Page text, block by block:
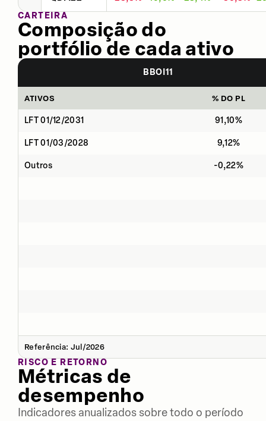
CARTEIRA
Composição do
portfólio de cada ativo
BBOI11
ATIVOS % DO PL
LFT 01/12/2031 91,10%
LFT 01/03/2028 9,12%
Outros -0,22%
Referência: Jul/2026
RISCO E RETORNO
Métricas de
desempenho
Indicadores anualizados sobre todo o período